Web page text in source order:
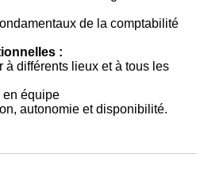
de la comptabilité
:
à différents lieux et à tous les
en équipe
autonomie et disponibilité.